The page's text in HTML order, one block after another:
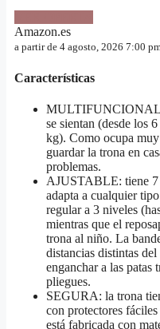
Amazon.es
a partir de 4 agosto, 2026 7:00
Características
MULTIFUNCIONAL:
se sientan (desde los
kg). Como ocupa
guardar la trona en
problemas.
AJUSTABLE: tiene 7
adapta a cualquier
regular a 3 niveles
mientras que el
trona al niño. La
distancias distintas
enganchar a las patas
pliegues.
SEGURA: la trona
con protectores
está fabricada con